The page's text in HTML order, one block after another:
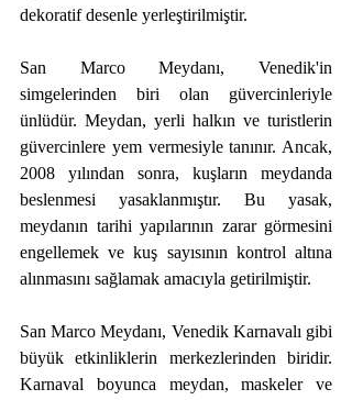
dekoratif desenle yerleştirilmiştir.
San Marco Meydanı, Venedik'in
simgelerinden biri olan güvercinleriyle
ünlüdür. Meydan, yerli halkın ve turistlerin
güvercinlere yem vermesiyle tanınır. Ancak,
2008 yılından sonra, kuşların meydanda
beslenmesi yasaklanmıştır. Bu yasak,
meydanın tarihi yapılarının zarar görmesini
engellemek ve kuş sayısının kontrol altına
alınmasını sağlamak amacıyla getirilmiştir.
San Marco Meydanı, Venedik Karnavalı gibi
büyük etkinliklerin merkezlerinden biridir.
Karnaval boyunca meydan, maskeler ve